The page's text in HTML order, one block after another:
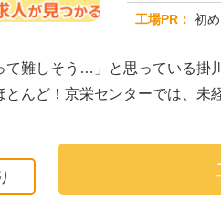
工場PR： 初めての
て難しそう…」と思っている掛
とんど！京栄センターでは、